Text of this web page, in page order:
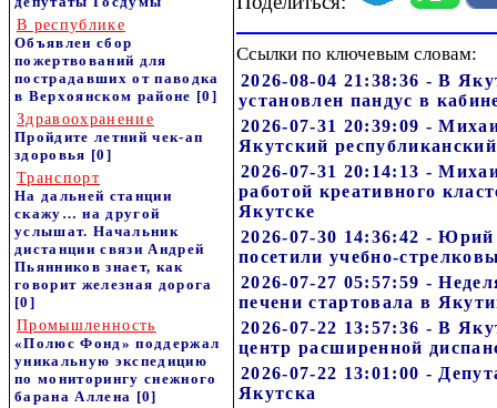
В республике
Объявлен сбор
пожертвований для
пострадавших от паводка
в Верхоянском районе [0]
Здравоохранение
Пройдите летний чек-ап
здоровья [0]
Транспорт
На дальней станции
скажу… на другой
услышат. Начальник
дистанции связи Андрей
Пьянников знает, как
говорит железная дорога
[0]
Промышленность
«Полюс Фонд» поддержал
уникальную экспедицию
по мониторингу снежного
барана Аллена [0]
Ссылки по ключевым словам:
2026-08-04 21:38:36 - В
установлен пандус в
2026-07-31 20:39:09 -
Якутский
2026-07-31 20:14:13 -
работой креативного
Якутске
2026-07-30 14:36:42 -
посетили учебно-
2026-07-27 05:57:59 -
печени стартовала в
2026-07-22 13:57:36 - В
центр расширенной
2026-07-22 13:01:00 -
Якутска